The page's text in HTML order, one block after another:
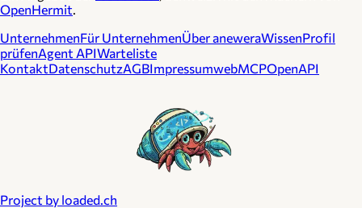
OpenHermit
UnternehmenFür UnternehmenÜber aneweraWissenProfil
prüfenAgent APIWarteliste
KontaktDatenschutzAGBImpressumwebMCPOpenAPI
Project by loaded.ch